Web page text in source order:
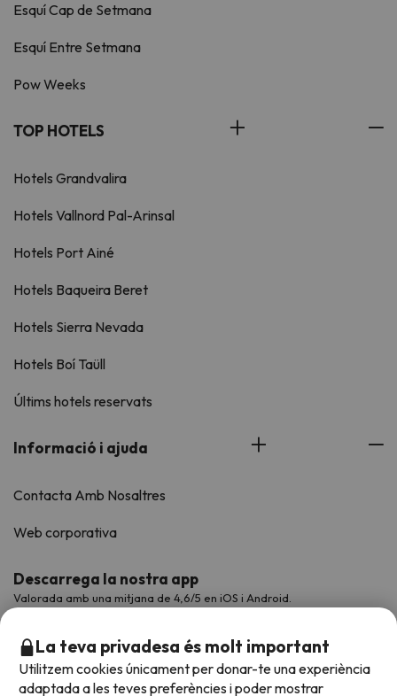
Esquí Cap de Setmana
Esquí Entre Setmana
Pow Weeks
TOP HOTELS
Hotels Grandvalira
Hotels Vallnord Pal-Arinsal
Hotels Port Ainé
Hotels Baqueira Beret
Hotels Sierra Nevada
Hotels Boí Taüll
Últims hotels reservats
Informació i ajuda
Contacta Amb Nosaltres
Web corporativa
Descarrega la nostra app
Valorada amb una mitjana de 4,6/5 en iOS i Android.
La teva privadesa és molt important
Utilitzem cookies únicament per donar-te una experiència
adaptada a les teves preferències i poder mostrar